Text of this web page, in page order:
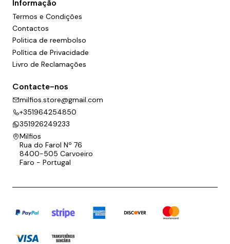
Informação
Termos e Condições
Contactos
Politica de reembolso
Política de Privacidade
Livro de Reclamações
Contacte-nos
milfios.store@gmail.com
+351964254850
351926249233
Milfios
Rua do Farol Nº 76
8400-505 Carvoeiro
Faro - Portugal